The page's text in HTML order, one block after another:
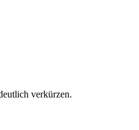
verkürzen.